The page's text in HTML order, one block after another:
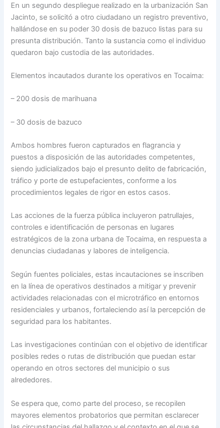
En un segundo despliegue realizado en la urbanización San
Jacinto, se solicitó a otro ciudadano un registro preventivo,
hallándose en su poder 30 dosis de bazuco listas para su
presunta distribución. Tanto la sustancia como el individuo
quedaron bajo custodia de las autoridades.
Elementos incautados durante los operativos en Tocaima:
– 200 dosis de marihuana
– 30 dosis de bazuco
Ambos hombres fueron capturados en flagrancia y
puestos a disposición de las autoridades competentes,
siendo judicializados bajo el presunto delito de fabricación,
tráfico y porte de estupefacientes, conforme a los
procedimientos legales de rigor en estos casos.
Las acciones de la fuerza pública incluyeron patrullajes,
controles e identificación de personas en lugares
estratégicos de la zona urbana de Tocaima, en respuesta a
denuncias ciudadanas y labores de inteligencia.
Según fuentes policiales, estas incautaciones se inscriben
en la línea de operativos destinados a mitigar y prevenir
actividades relacionadas con el microtráfico en entornos
residenciales y urbanos, fortaleciendo así la percepción de
seguridad para los habitantes.
Las investigaciones continúan con el objetivo de identificar
posibles redes o rutas de distribución que puedan estar
operando en otros sectores del municipio o sus
alrededores.
Se espera que, como parte del proceso, se recopilen
mayores elementos probatorios que permitan esclarecer